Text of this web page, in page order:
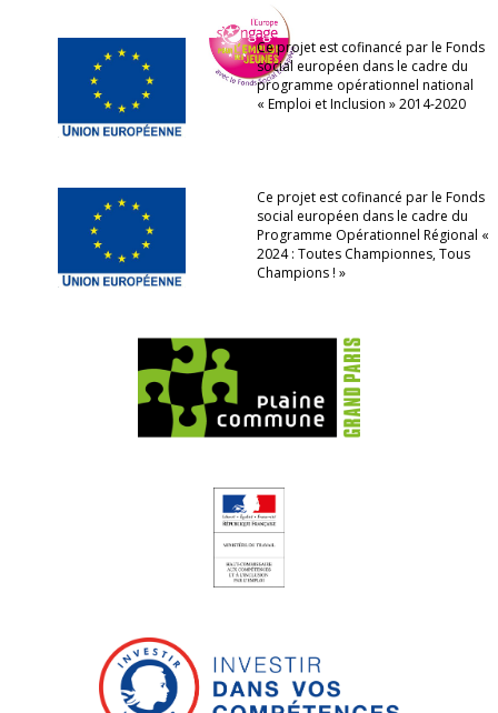
Ce projet est cofinancé par le Fonds
social européen dans le cadre du
programme opérationnel national
« Emploi et Inclusion » 2014-2020
Ce projet est cofinancé par le Fonds
social européen dans le cadre du
Programme Opérationnel Régional «
2024 : Toutes Championnes, Tous
Champions ! »